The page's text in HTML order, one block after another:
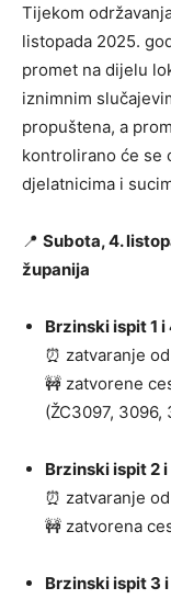
Tijekom
listopada 2025.
promet na dijelu
iznimnim
propuštena, a
kontrolirano će se
djelatnicima i
📍 Subota, 4.
županija
Brzinski ispit 1 i
⏰ zatvaranje
🚧 zatvorene
(ŽC3097, 3096,
Brzinski ispit 2
⏰ zatvaranje
🚧 zatvorena
Brzinski ispit 3